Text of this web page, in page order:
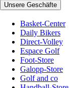
Unsere Geschäfte
Basket-Center
Daily Bikers
Direct-Volley
Espace Golf
Foot-Store
Galopp-Store
Golf and co